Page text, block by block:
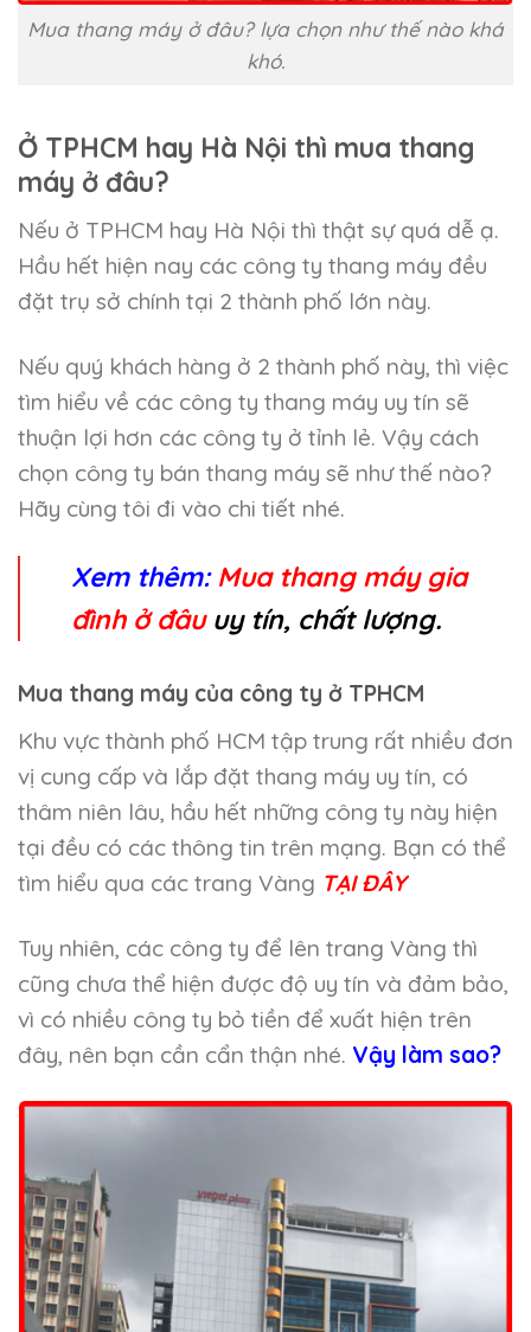
Mua thang máy ở đâu? lựa chọn như thế nào khá
khó.
Ở TPHCM hay Hà Nội thì mua thang
máy ở đâu?
Nếu ở TPHCM hay Hà Nội thì thật sự quá dễ ạ.
Hầu hết hiện nay các công ty thang máy đều
đặt trụ sở chính tại 2 thành phố lớn này.
Nếu quý khách hàng ở 2 thành phố này, thì việc
tìm hiểu về các công ty thang máy uy tín sẽ
thuận lợi hơn các công ty ở tỉnh lẻ. Vậy cách
chọn công ty bán thang máy sẽ như thế nào?
Hãy cùng tôi đi vào chi tiết nhé.
Xem thêm: Mua thang máy gia
đình ở đâuuy tín, chất lượng.
Mua thang máy của công ty ở TPHCM
Khu vực thành phố HCM tập trung rất nhiều đơn
vị cung cấp và lắp đặt thang máy uy tín, có
thâm niên lâu, hầu hết những công ty này hiện
tại đều có các thông tin trên mạng. Bạn có thể
tìm hiểu qua các trang Vàng TẠI ĐÂY
Tuy nhiên, các công ty để lên trang Vàng thì
cũng chưa thể hiện được độ uy tín và đảm bảo,
vì có nhiều công ty bỏ tiền để xuất hiện trên
đây, nên bạn cần cẩn thận nhé. Vậy làm sao?